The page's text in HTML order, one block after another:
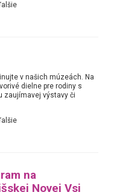
v našich múzeách. Na
dielne pre rodiny s
zaujímavej výstavy či
na
Novej Vsi